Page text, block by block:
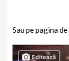
Sau pe pagina de